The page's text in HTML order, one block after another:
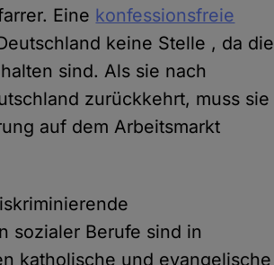
Eine konfessionsfreie
keine Stelle , da die
sind. Als sie nach
zurückkehrt, muss sie
auf dem Arbeitsmarkt
sozialer Berufe sind in
katholische und evangelische